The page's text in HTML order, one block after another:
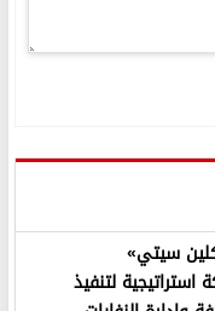
سيتي»
استراتيجية لتنفيذ